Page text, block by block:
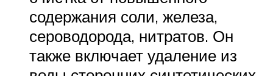
содержания соли, железа,
сероводорода, нитратов. Он
также включает удаление из